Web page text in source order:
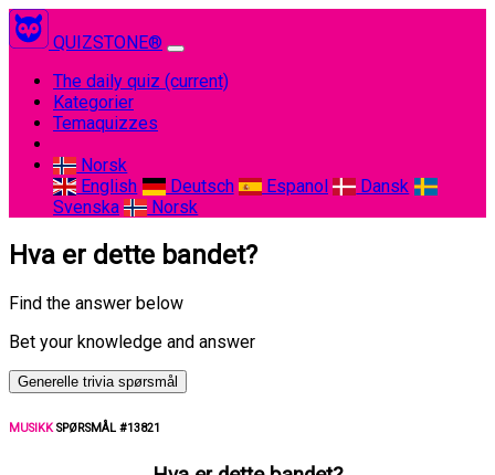
QUIZSTONE®
The daily quiz (current)
Kategorier
Temaquizzes
Norsk
English
Deutsch Espanol
Dansk
Svenska
Norsk
Hva er dette bandet?
Find the answer below
Bet your knowledge and answer
Generelle trivia spørsmål
MUSIKKSPØRSMÅL #13821